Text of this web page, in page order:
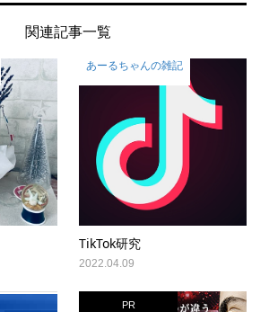
関連記事一覧
あーるちゃんの雑記
TikTok研究
2022.04.09
PR